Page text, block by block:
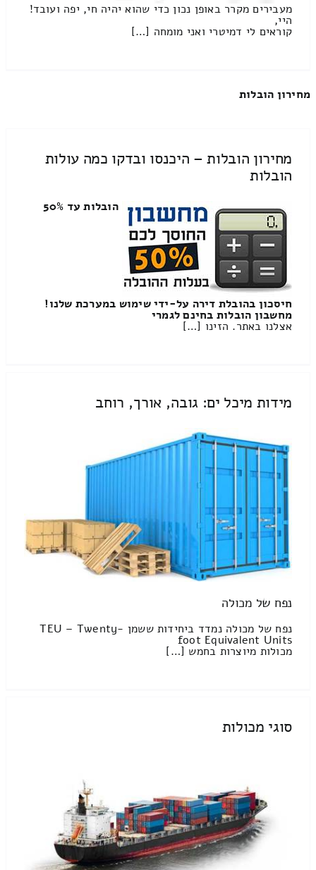
מעבירים מקרר באופן נכון כדי שהוא יהיה חי, יפה ועובד!
היי,
קוראים לי דמיטרי ואני מומחה […]
מחירון הובלות
מחירון הובלות – היכנסו ובדקו כמה עולות
הובלות
הובלות עד 50%
חיסכון בהובלת דירה על-ידי שימוש במערכת שלנו!
מחשבון הובלות בחינם לגמרי
אצלנו באתר. הזינו […]
מידות מיכל ים: גובה, אורך, רוחב
נפח של מכולה
נפח של מכולה נמדד ביחידות ששמן TEU – Twenty-
foot Equivalent Units
מכולות מיוצרות בחמש […]
סוגי מכולות